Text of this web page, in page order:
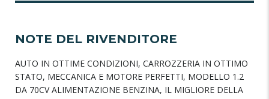
NOTE DEL RIVENDITORE
AUTO IN OTTIME CONDIZIONI, CARROZZERIA IN OTTIMO
STATO, MECCANICA E MOTORE PERFETTI, MODELLO 1.2
DA 70CV ALIMENTAZIONE BENZINA, IL MIGLIORE DELLA